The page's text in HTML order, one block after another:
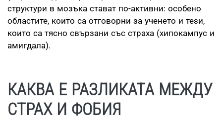
структури в мозъка стават по-активни: особено
областите, които са отговорни за ученето и тези,
които са тясно свързани със страха (хипокампус и
амигдала).
КАКВА Е РАЗЛИКАТА МЕЖДУ
СТРАХ И ФОБИЯ